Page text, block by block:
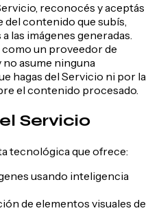
reconocés y aceptás
del contenido que subís,
las imágenes generadas.
un proveedor de
asume ninguna
hagas del Servicio ni por la
el contenido procesado.
Servicio
tecnológica que ofrece:
usando inteligencia
de elementos visuales de